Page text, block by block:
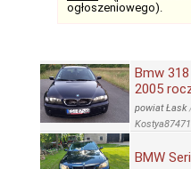
ogłoszeniowego).
Bmw
2005
powiat Łask
BMW